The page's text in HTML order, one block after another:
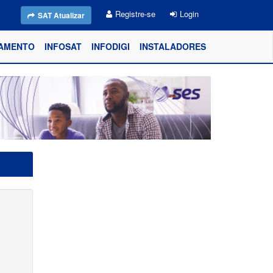
SAT Atualizar Registre-se Login
INFOSAT INFODIGI INSTALADORES